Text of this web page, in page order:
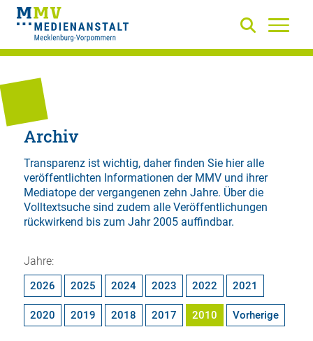
Archiv
Transparenz ist wichtig, daher finden Sie hier alle
veröffentlichten Informationen der MMV und ihrer
Mediatope der vergangenen zehn Jahre. Über die
Volltextsuchesind zudem alle Veröffentlichungen
rückwirkend bis zum Jahr 2005 auffindbar.
Jahre:
2026 2025 2024 2023 2022 2021
2020 2019 2018 2017 2010 Vorherige